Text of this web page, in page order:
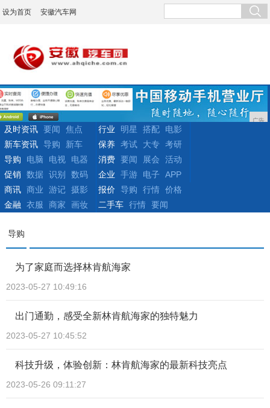
设为首页 安徽汽车网
广告
及时资讯 要闻
焦点
新车资讯 导购 新车
行业 明星 搭配
电影
保养 考试 大专 考研
导购
电脑 电视
电器
促销
数据 识别 数码
消费 要闻 展会
活动
企业
手游 电子
APP
商讯 商业 游记 摄影
金融
衣服 商家 画妆
报价 导购 行情 价格
二手车 行情 要闻
导购
为了家庭而选择林肯航海家
2023-05-27 10:49:16
出门通勤，感受全新林肯航海家的独特魅力
2023-05-27 10:45:52
科技升级，体验创新：林肯航海家的最新科技亮点
2023-05-26 09:11:27